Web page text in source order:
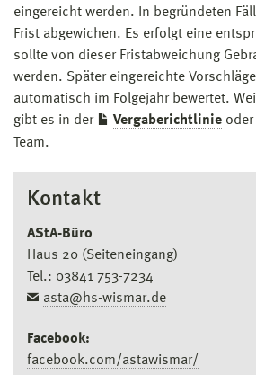
eingereicht werden. In begründeten
Frist abgewichen. Es erfolgt eine
sollte von dieser Fristabweichung
werden. Später eingereichte
automatisch im Folgejahr bewertet.
gibt es in der
Vergaberichtlinie oder
Team.
Kontakt
AStA-Büro
Haus 20 (Seiteneingang)
Tel.: 03841 753-7234
asta@hs-wismar.de
Facebook:
facebook.com/astawismar/